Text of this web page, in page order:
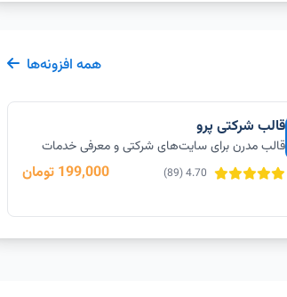
همه افزونه‌ها
قالب شرکتی پرو
قالب مدرن برای سایت‌های شرکتی و معرفی خدمات
4.70 (89) 199,000 تومان